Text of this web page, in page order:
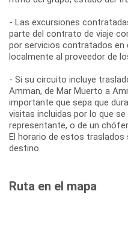
- Las excursiones
parte del contrato de viaje
por servicios contratados en
localmente al proveedor de
- Si su circuito incluye
Amman, de Mar Muerto a
importante que sepa que
visitas incluidas por lo que
representante, o de un
El horario de estos
destino.
Ruta en el mapa